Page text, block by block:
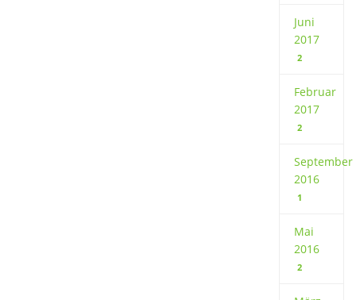
Juni
2017
2
Februar
2017
2
September
2016
1
Mai
2016
2